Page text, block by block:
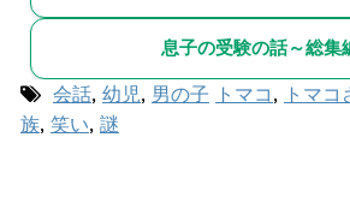
息子の受験の話～総集
会話, 幼児, 男の子 トマコ , トマ
族, 笑い, 謎